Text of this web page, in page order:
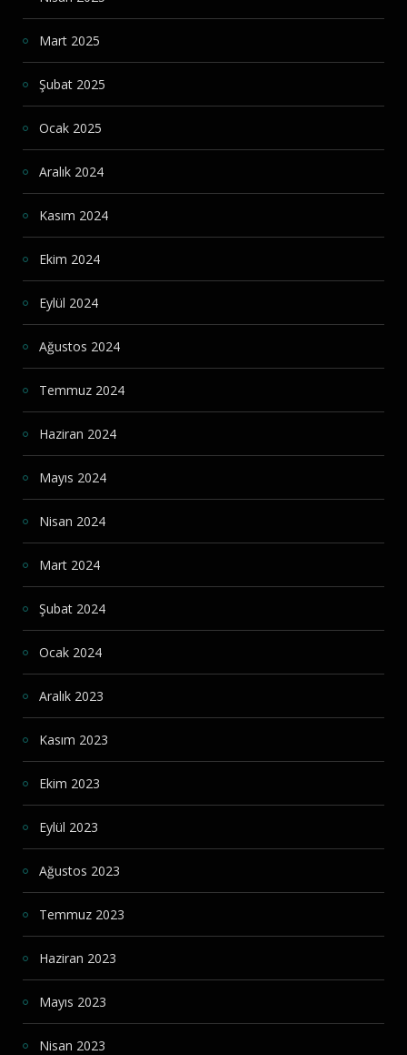
Mart 2025
Şubat 2025
Ocak 2025
Aralık 2024
Kasım 2024
Ekim 2024
Eylül 2024
Ağustos 2024
Temmuz 2024
Haziran 2024
Mayıs 2024
Nisan 2024
Mart 2024
Şubat 2024
Ocak 2024
Aralık 2023
Kasım 2023
Ekim 2023
Eylül 2023
Ağustos 2023
Temmuz 2023
Haziran 2023
Mayıs 2023
Nisan 2023